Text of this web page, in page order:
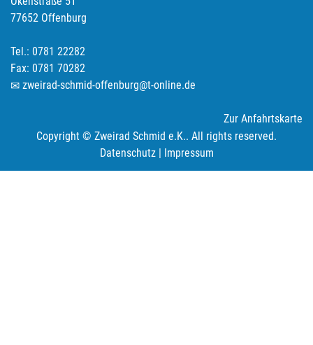
77652 Offenburg
Tel.: 0781 22282
Fax: 0781 70282
zweirad-schmid-offenburg@t-online.de
Zur Anfahrtskarte
Copyright © Zweirad Schmid e.K.. All rights reserved.
Datenschutz| Impressum